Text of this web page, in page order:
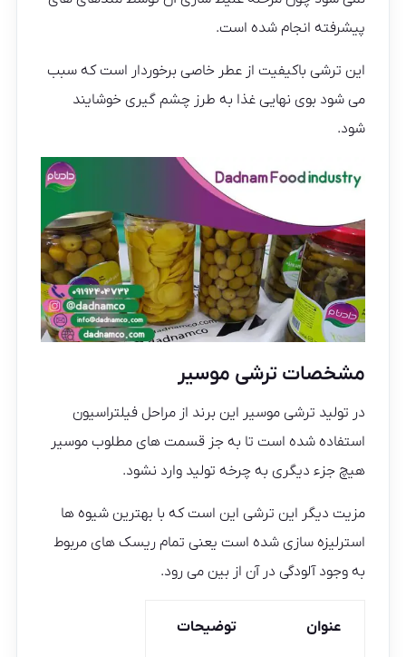
پیشرفته انجام شده است.
این ترشی باکیفیت از عطر خاصی برخوردار است که سبب
می شود بوی نهایی غذا به طرز چشم گیری خوشایند
شود.
مشخصات ترشی موسیر
در تولید ترشی موسیر این برند از مراحل فیلتراسیون
استفاده شده است تا به جز قسمت های مطلوب موسیر
هیچ جزء دیگری به چرخه تولید وارد نشود.
مزیت دیگر این ترشی این است که با بهترین شیوه ها
استرلیزه سازی شده است یعنی تمام ریسک های مربوط
به وجود آلودگی در آن از بین می رود.
عنوان توضیحات